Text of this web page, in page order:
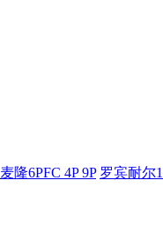
麦隆6PFC 4P 9P 罗宾耐尔